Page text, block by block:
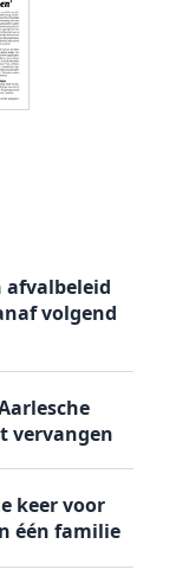
afvalbeleid
volgend
vervangen
keer voor
één familie